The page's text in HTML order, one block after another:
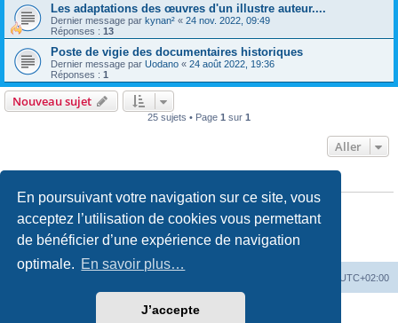
En poursuivant votre navigation sur ce site, vous
acceptez l’utilisation de cookies vous permettant
de bénéficier d’une expérience de navigation
optimale. En savoir plus…
J’accepte
Les adaptations des œuvres d'un illustre auteur....
Dernier message par kynan² « 24 nov. 2022, 09:49
Réponses : 13
Poste de vigie des documentaires historiques
Dernier message par Uodano « 24 août 2022, 19:36
Réponses : 1
Nouveau sujet
25 sujets • Page 1 sur 1
Aller
Vousne pouvez paspublier de nouveaux sujets dans ce forum
Vousne pouvez pasrépondre aux sujets dans ce forum
Vousne pouvez pasmodifier vos messages dans ce forum
Vousne pouvez passupprimer vos messages dans ce forum
transférer de pièces jointes dans ce forum
UTC+02:00
phpBB® Forum Software © phpBB Limited